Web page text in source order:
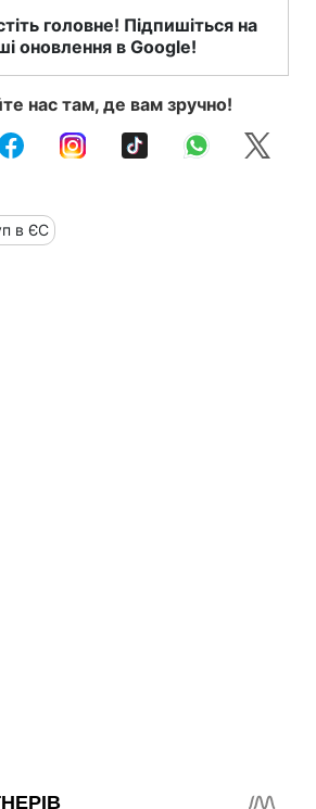
головне! Підпишіться на
оновлення в Google!
нас там, де вам зручно!
в ЄС